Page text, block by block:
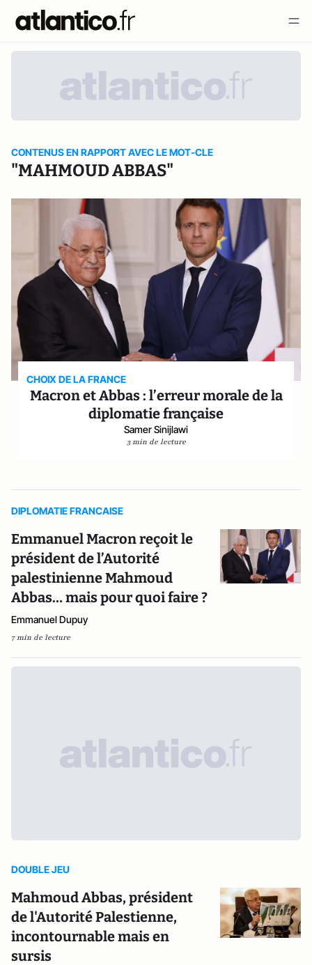
CONTENUS EN RAPPORT AVEC LE MOT-CLE
"MAHMOUD ABBAS"
CHOIX DE LA FRANCE
Macron et Abbas : l’erreur morale de la
diplomatie française
Samer Sinijlawi
3 min de lecture
DIPLOMATIE FRANCAISE
Emmanuel Macron reçoit le
président de l’Autorité
palestinienne Mahmoud
Abbas… mais pour quoi faire ?
Emmanuel Dupuy
7 min de lecture
DOUBLE JEU
Mahmoud Abbas, président
de l'Autorité Palestienne,
incontournable mais en
sursis